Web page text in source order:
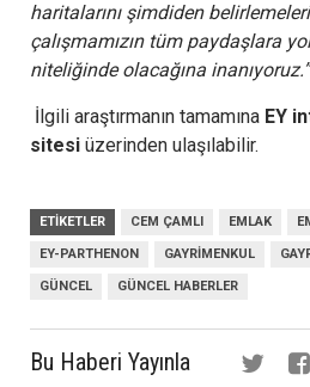
haritalarını şimdiden
çalışmamızın tüm paydaşlara
niteliğinde olacağına inanıyoruz.”
İlgili araştırmanın tamamına EY
sitesi üzerinden ulaşılabilir.
ETIKETLER CEM ÇAMLI EMLAK
EY-PARTHENON GAYRIMENKUL
GÜNCEL GÜNCEL HABERLER
Bu Haberi Yayınla